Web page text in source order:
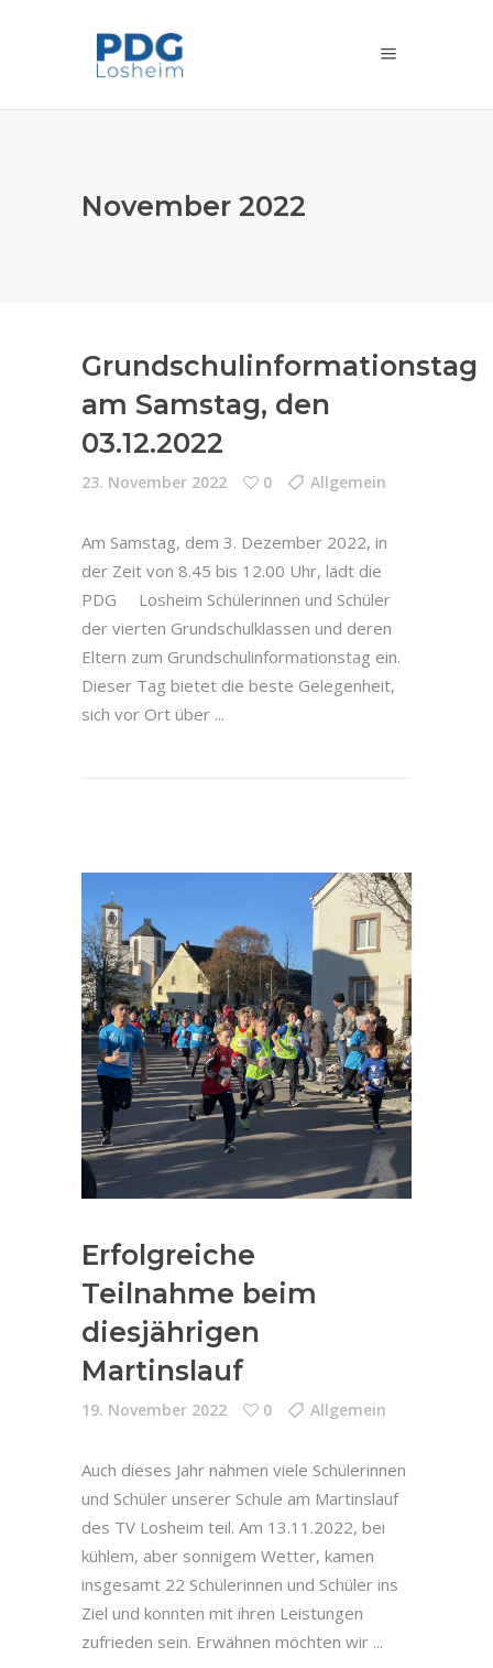
November 2022
Grundschulinformationstag
am Samstag, den
03.12.2022
23. November 2022 0 Allgemein
Am Samstag, dem 3. Dezember 2022, in
der Zeit von 8.45 bis 12.00 Uhr, lädt die
PDG Losheim Schülerinnen und Schüler
der vierten Grundschulklassen und deren
Eltern zum Grundschulinformationstag ein.
Dieser Tag bietet die beste Gelegenheit,
sich vor Ort über
Erfolgreiche
Teilnahme beim
diesjährigen
Martinslauf
19. November 2022 0 Allgemein
Auch dieses Jahr nahmen viele Schülerinnen
und Schüler unserer Schule am Martinslauf
des TV Losheim teil. Am 13.11.2022, bei
kühlem, aber sonnigem Wetter, kamen
insgesamt 22 Schülerinnen und Schüler ins
Ziel und konnten mit ihren Leistungen
zufrieden sein. Erwähnen möchten wir